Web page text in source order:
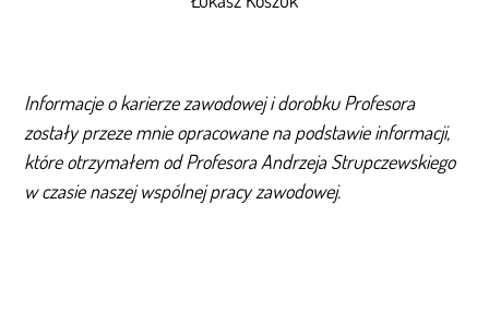
Informacje o karierze zawodowej i dorobku Profesora
zostały przeze mnie opracowane na podstawie informacji,
które otrzymałem od Profesora Andrzeja Strupczewskiego
w czasie naszej wspólnej pracy zawodowej.